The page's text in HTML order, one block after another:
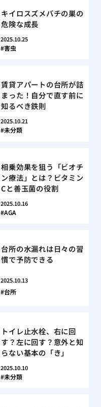
キイロスズメバチの巣の
危険な成長
2025.10.25
害虫
賃貸アパートの台所が詰
まった！自分で直す前に
知るべき鉄則
2025.10.21
未分類
相乗効果を狙う「ビオチ
ン療法」とは？ビタミン
Cと善玉菌の役割
2025.10.16
AGA
台所の水漏れは日々の習
慣で予防できる
2025.10.13
台所
トイレ止水栓、右に回
す？左に回す？意外と知
らない基本の「き」
2025.10.10
未分類